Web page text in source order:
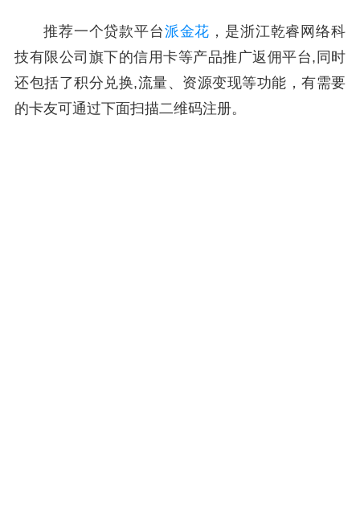
推荐一个贷款平台派金花 ，是浙江乾睿网络科
技有限公司旗下的信用卡等产品推广返佣平台,同时
还包括了积分兑换,流量、资源变现等功能，有需要
的卡友可通过下面扫描二维码注册。